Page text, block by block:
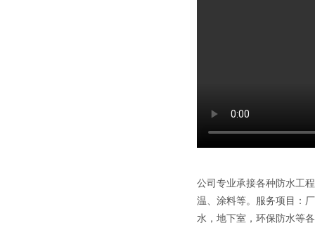
公司专业承接各种防水工
温、涂料等。服务项目：
水，地下室，环保防水等